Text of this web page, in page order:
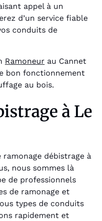
appel à un
d’un service fiable
conduits de
Ramoneur au Cannet
bon fonctionnement
au bois.
à Le
ramonage débistrage à
nous sommes là
de professionnels
de ramonage et
types de conduits
rapidement et